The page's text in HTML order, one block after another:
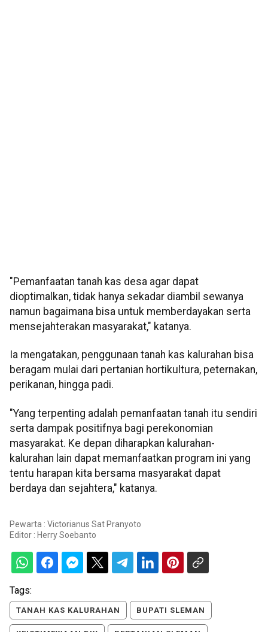
"Pemanfaatan tanah kas desa agar dapat
dioptimalkan, tidak hanya sekadar diambil sewanya
namun bagaimana bisa untuk memberdayakan serta
mensejahterakan masyarakat," katanya.
Ia mengatakan, penggunaan tanah kas kalurahan bisa
beragam mulai dari pertanian hortikultura, peternakan,
perikanan, hingga padi.
"Yang terpenting adalah pemanfaatan tanah itu sendiri
serta dampak positifnya bagi perekonomian
masyarakat. Ke depan diharapkan kalurahan-
kalurahan lain dapat memanfaatkan program ini yang
tentu harapan kita bersama masyarakat dapat
berdaya dan sejahtera," katanya.
Pewarta : Victorianus Sat Pranyoto
Editor : Herry Soebanto
Tags:
TANAH KAS KALURAHAN BUPATI SLEMAN